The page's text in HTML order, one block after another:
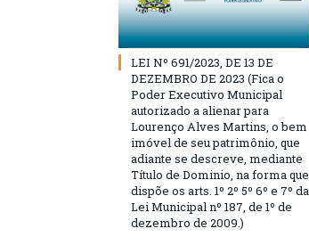
LEI Nº 691/2023, DE 13 DE
DEZEMBRO DE 2023 (Fica o
Poder Executivo Municipal
autorizado a alienar para
Lourenço Alves Martins, o bem
imóvel de seu patrimônio, que
adiante se descreve, mediante
Título de Dominio, na forma que
dispõe os arts. 1º 2º 5º 6º e 7º da
Lei Municipal nº 187, de 1º de
dezembro de 2009.)